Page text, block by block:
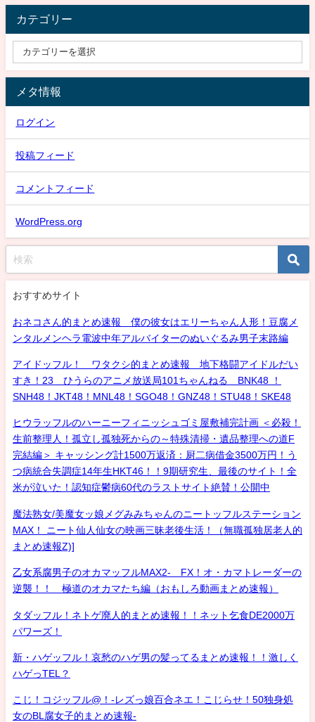
カテゴリー
メタ情報
ログイン
投稿フィード
コメントフィード
WordPress.org
おすすめサイト
おネコさん的まとめ速報 僕の彼女はエリーちゃん人形！豆腐メ
ンタルメンヘラ電波中年アルバイターのぬいぐるみ男子末路編
アイドッフル！ ワタクシ的まとめ速報 地下格闘アイドルだい
すき！23 ひうらのアニメ放送局101ちゃんねる BNK48 ！
SNH48！JKT48！MNL48！SGO48！GNZ48！STU48！SKE48
ヒウラッフルのハーニーフィニッシュゴミ屋敷補完計画 ＜必殺！
生前整理人！孤立し孤独死からの～特殊清掃・遺品整理への道F
完結編＞ キャッシング計1500万返済：厨二病借金3500万円！う
つ病統合失調症14年生HKT46！！9期研究生、最後のサイト！全
米が泣いた！認知症鬱病60代のラストサイト絶賛！公開中
魔法熟女/美魔女ッ娘メグみみちゃんのニートッフルステーション
MAX！ ニート仙人仙女の映画三昧老後生活！（無職孤独居老人的
まとめ速報Z)]
乙女系腐男子のオカマッフルMAX2- FX！オ・カマトレーダーの
逆襲！！ 極道のオカマたち編（おもしろ動画まとめ速報）
タダッフル！ネトゲ廃人的まとめ速報！！ネット乞食DE2000万
パワーズ！
新・ハゲッフル！哀愁のハゲ男の髪ってるまとめ速報！！激しく
ハゲっTEL？
こじ！コジッフル@！-レズっ娘百合ネエ！こじらせ！50独身処
女のBL腐女子的まとめ速報-